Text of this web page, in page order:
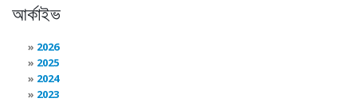
আর্কাইভ
2026
2025
2024
2023